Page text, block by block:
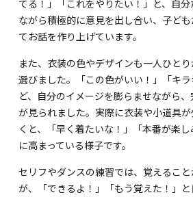
てる！」「これをやりたい！」と、自
ながら積極的に意見を出し合い、子ど
てお話を作り上げています。
また、衣装の色やデザインも一人ひと
選びました。「この色がいい！」「キ
ど、自分のイメージを膨らませながら
が見られました。実際に衣装や小道具
くと、「早く着たいな！」「本番が楽
に高まっている様子です。
セリフやダンスの練習では、覚えるこ
が、「できるよ！」「もう覚えた！」